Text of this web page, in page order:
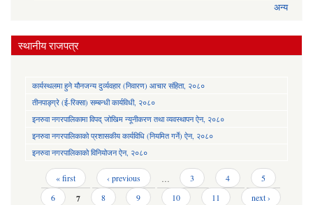
अन्य
स्थानीय राजपत्र
कार्यस्थलमा हुने यौनजन्य दुर्व्यवहार (निवारण) आचार संहिता, २०८०
तीनपाङ्ग्रे (ई-रिक्सा) सम्बन्धी कार्यविधी, २०८०
इनरुवा नगरपालिकामा विपद् जोखिम न्यूनीकरण तथा व्यवस्थापन ऐन, २०८०
इनरुवा नगरपालिकाको प्रशासकीय कार्यविधि (नियमित गर्ने) ऐन, २०८०
इनरुवा नगरपालिकाको विनियोजन ऐन, २०८०
Pages « first ‹ previous … 3 4
5
6
7 8 9 10 11
next ›